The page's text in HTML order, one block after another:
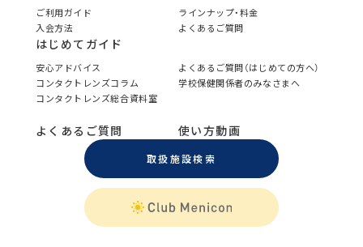
ご利用ガイド
ラインナップ・料金
入会方法
よくあるご質問
はじめてガイド
安心アドバイス
よくあるご質問（はじめての方へ）
コンタクトレンズコラム
学校保健関係者のみなさまへ
コンタクトレンズ総合資料室
よくあるご質問 使い方動画
取扱施設検索